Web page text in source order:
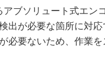
製造業ビッグデ
メイドインジャ
植物工場
ブソリュート式エン
出が必要な箇所に対
必要ないため、作業